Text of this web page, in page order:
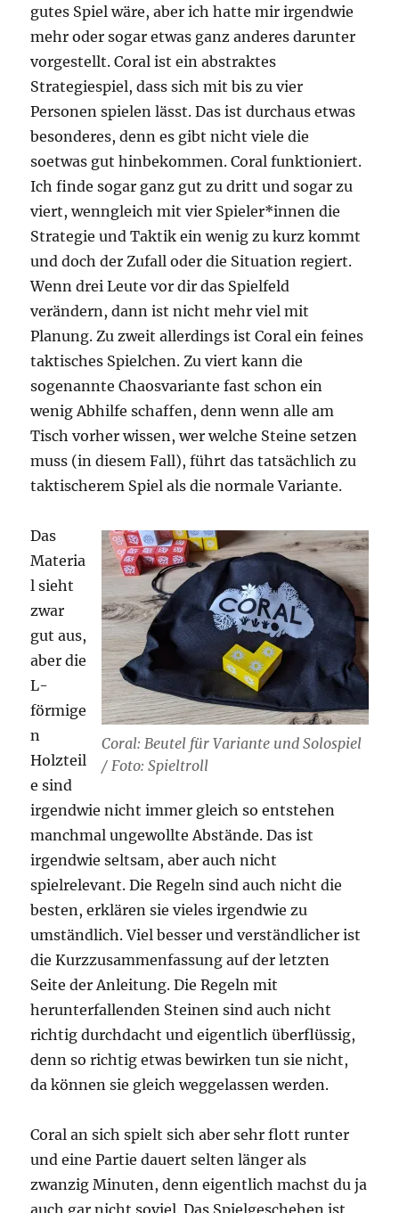
gutes Spiel wäre, aber ich hatte mir irgendwie
mehr oder sogar etwas ganz anderes darunter
vorgestellt. Coral ist ein abstraktes
Strategiespiel, dass sich mit bis zu vier
Personen spielen lässt. Das ist durchaus etwas
besonderes, denn es gibt nicht viele die
soetwas gut hinbekommen. Coral funktioniert.
Ich finde sogar ganz gut zu dritt und sogar zu
viert, wenngleich mit vier Spieler*innen die
Strategie und Taktik ein wenig zu kurz kommt
und doch der Zufall oder die Situation regiert.
Wenn drei Leute vor dir das Spielfeld
verändern, dann ist nicht mehr viel mit
Planung. Zu zweit allerdings ist Coral ein feines
taktisches Spielchen. Zu viert kann die
sogenannte Chaosvariante fast schon ein
wenig Abhilfe schaffen, denn wenn alle am
Tisch vorher wissen, wer welche Steine setzen
muss (in diesem Fall), führt das tatsächlich zu
taktischerem Spiel als die normale Variante.
Coral: Beutel für Variante und Solospiel
/ Foto: Spieltroll
Das
Materia
l sieht
zwar
gut aus,
aber die
L-
förmige
n
Holzteil
e sind
irgendwie nicht immer gleich so entstehen
manchmal ungewollte Abstände. Das ist
irgendwie seltsam, aber auch nicht
spielrelevant. Die Regeln sind auch nicht die
besten, erklären sie vieles irgendwie zu
umständlich. Viel besser und verständlicher ist
die Kurzzusammenfassung auf der letzten
Seite der Anleitung. Die Regeln mit
herunterfallenden Steinen sind auch nicht
richtig durchdacht und eigentlich überflüssig,
denn so richtig etwas bewirken tun sie nicht,
da können sie gleich weggelassen werden.
Coral an sich spielt sich aber sehr flott runter
und eine Partie dauert selten länger als
zwanzig Minuten, denn eigentlich machst du ja